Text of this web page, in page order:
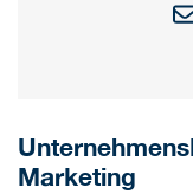
Marketing